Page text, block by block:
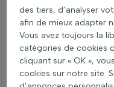
Cette espèce s'épanouit
plein soleil ou en ombre
croissance optimale et
les sols bien drainés,
terrains, ce qui la rend
paysager. Les besoins
doivent être pris en
des tiers, d’analyser
afin de mieux adapter
Vous avez toujours la
catégories de cookies
cliquant sur « OK »,
cookies sur notre site.